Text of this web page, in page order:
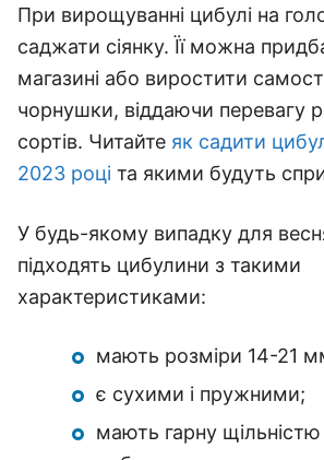
При вирощуванні цибулі на
саджати сіянку. Її можна
магазині або виростити
чорнушки, віддаючи перевагу
сортів. Читайте як садити
2023 році та якими будуть
У будь-якому випадку для
підходять цибулини з такими
характеристиками:
мають розміри 14-21
є сухими і пружними;
мають гарну